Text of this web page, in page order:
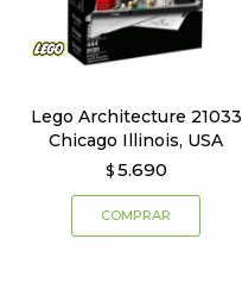
Lego Architecture 21033
Chicago Illinois, USA
$ 5.690